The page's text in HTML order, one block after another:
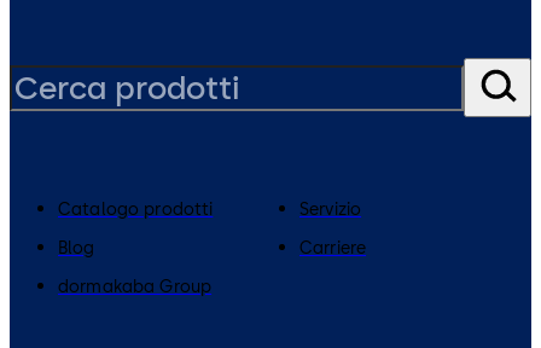
Catalogo prodotti
Servizio
Blog
Carriere
dormakaba Group